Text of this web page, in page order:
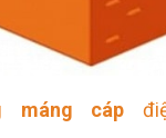
máng cáp